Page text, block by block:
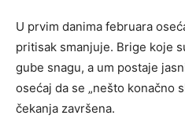
U prvim danima februara
pritisak smanjuje. Brige koje
gube snagu, a um postaje
osećaj da se „nešto konačno
čekanja završena.